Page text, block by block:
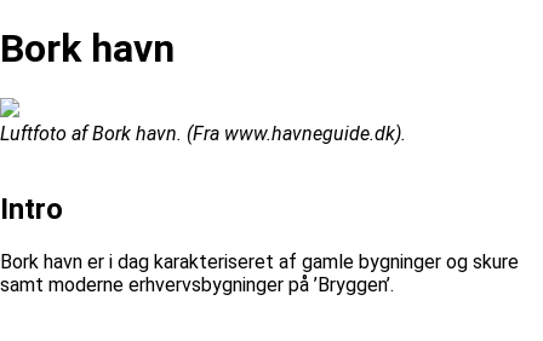
Bork havn
Luftfoto af Bork havn. (Fra www.havneguide.dk).
Intro
Bork havn er i dag karakteriseret af gamle bygninger og skure
samt moderne erhvervsbygninger på ’Bryggen’.